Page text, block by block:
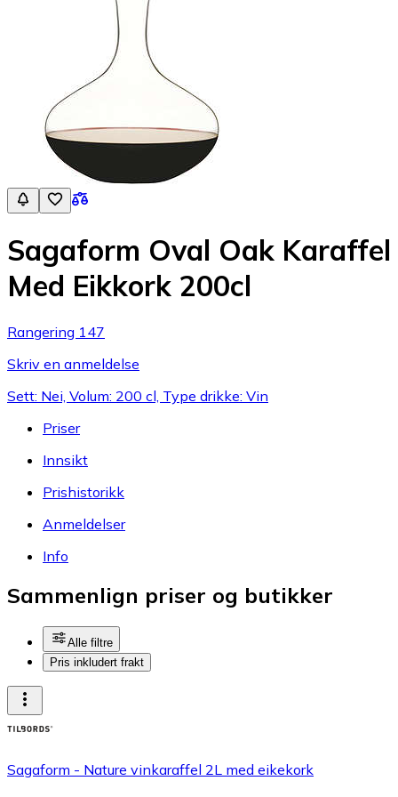
Sagaform Oval Oak Karaffel
Med Eikkork 200cl
Rangering 147
Skriv en anmeldelse
Sett: Nei, Volum: 200 cl, Type drikke: Vin
Priser
Innsikt
Prishistorikk
Anmeldelser
Info
Sammenlign priser og butikker
Alle filtre
Pris inkludert frakt
Sagaform - Nature vinkaraffel 2L med eikekork